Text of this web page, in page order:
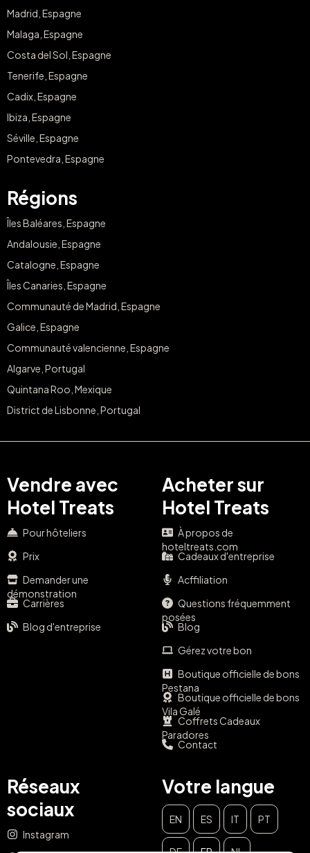
Madrid, Espagne
Malaga, Espagne
Costa del Sol, Espagne
Tenerife, Espagne
Cadix, Espagne
Ibiza, Espagne
Séville, Espagne
Pontevedra, Espagne
Régions
Îles Baléares, Espagne
Andalousie, Espagne
Catalogne, Espagne
Îles Canaries, Espagne
Communauté de Madrid, Espagne
Galice, Espagne
Communauté valencienne, Espagne
Algarve, Portugal
Quintana Roo, Mexique
District de Lisbonne, Portugal
Vendre avec
Hotel Treats
Pour hôteliers
Prix
Demander une
démonstration
Carrières
Blog d'entreprise
Acheter sur
Hotel Treats
À propos de
hoteltreats.com
Cadeaux d'entreprise
Acffiliation
Questions fréquemment
posées
Blog
Gérez votre bon
Boutique officielle de bons
Pestana
Boutique officielle de bons
Vila Galé
Coffrets Cadeaux
Paradores
Contact
Réseaux
sociaux
Instagram
Votre langue
EN ES IT PT